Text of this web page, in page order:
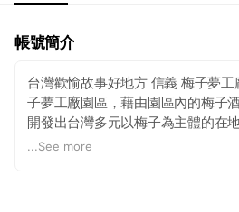
帳號簡介
台灣歡愉故事好地方 信義 梅子夢
子夢工廠園區，藉由園區內的梅子
開發出台灣多元以梅子為主體的在
酒莊以梅子酒莊為名，梅子酒莊以
...See more